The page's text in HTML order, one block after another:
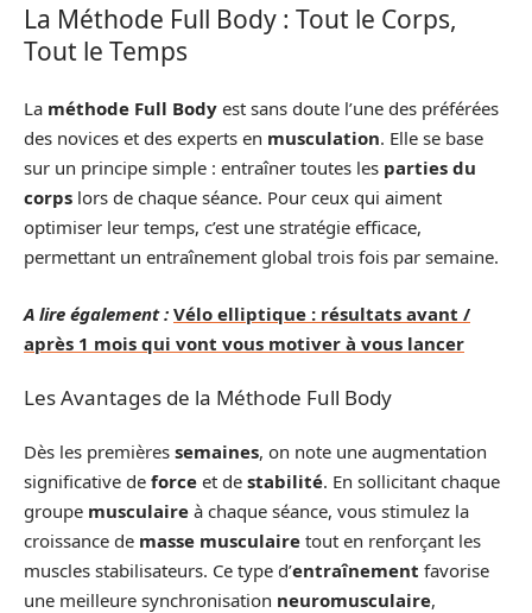
La Méthode Full Body : Tout le Corps,
Tout le Temps
La méthode Full Body est sans doute l’une des préférées
des novices et des experts en musculation. Elle se base
sur un principe simple : entraîner toutes les parties du
corps lors de chaque séance. Pour ceux qui aiment
optimiser leur temps, c’est une stratégie efficace,
permettant un entraînement global trois fois par semaine.
A lire également : Vélo elliptique : résultats avant /
après 1 mois qui vont vous motiver à vous lancer
Les Avantages de la Méthode Full Body
Dès les premières semaines, on note une augmentation
significative de force et de stabilité. En sollicitant chaque
groupe musculaire à chaque séance, vous stimulez la
croissance de masse musculaire tout en renforçant les
muscles stabilisateurs. Ce type d’entraînement favorise
une meilleure synchronisation neuromusculaire,